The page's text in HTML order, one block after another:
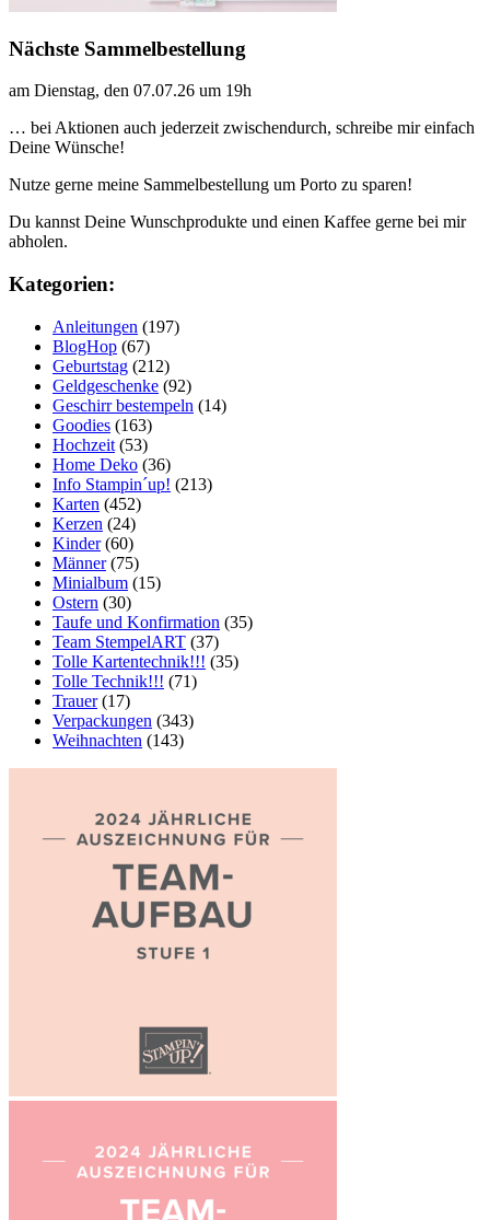
Nächste Sammelbestellung
am Dienstag, den 07.07.26 um 19h
… bei Aktionen auch jederzeit zwischendurch, schreibe mir einfach
Deine Wünsche!
Nutze gerne meine Sammelbestellung um Porto zu sparen!
Du kannst Deine Wunschprodukte und einen Kaffee gerne bei mir
abholen.
Kategorien:
Anleitungen (197)
BlogHop (67)
Geburtstag (212)
Geldgeschenke (92)
Geschirr bestempeln (14)
Goodies (163)
Hochzeit (53)
Home Deko (36)
Info Stampin´up! (213)
Karten (452)
Kerzen (24)
Kinder(60)
Männer(75)
Minialbum (15)
Ostern (30)
Taufe und Konfirmation (35)
Team StempelART (37)
Tolle Kartentechnik!!! (35)
Tolle Technik!!! (71)
Trauer(17)
Verpackungen (343)
Weihnachten (143)